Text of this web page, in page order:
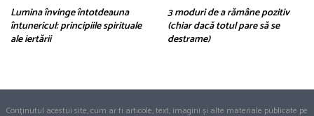
Lumina învinge întotdeauna
întunericul: principiile spirituale
ale iertării
3 moduri de a rămâne pozitiv
(chiar dacă totul pare să se
destrame)
Conținutul acestui site, cum ar fi articole, text, imagini și alte materiale publicate pe